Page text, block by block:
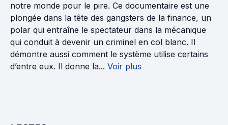
notre monde pour le pire. Ce documentaire est une
plongée dans la tête des gangsters de la finance, un
polar qui entraîne le spectateur dans la mécanique
qui conduit à devenir un criminel en col blanc. Il
démontre aussi comment le système utilise certains
d’entre eux. Il donne la... Voir plus